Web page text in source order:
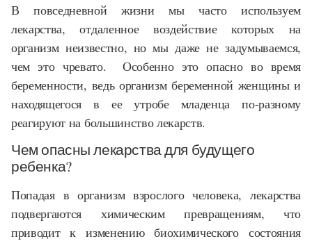
В повседневной жизни мы часто используем
лекарства, отдаленное воздействие которых на
организм неизвестно, но мы даже не задумываемся,
чем это чревато. Особенно это опасно во время
беременности, ведь организм беременной женщины и
находящегося в ее утробе младенца по-разному
реагируют на большинство лекарств.
Чем опасны лекарства для будущего
ребенка?
Попадая в организм взрослого человека, лекарства
подвергаются химическим превращениям, что
приводит к изменению биохимического состояния